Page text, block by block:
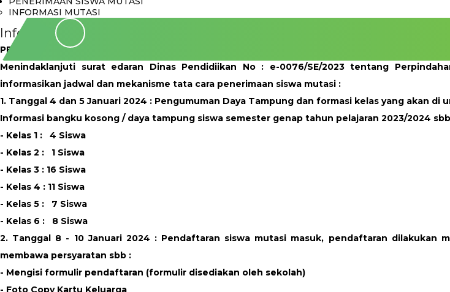
INFORMASI MUTASI
Informasi Mutasi
PENGUMUMAN
Menindaklanjuti surat edaran Dinas Pendidiikan No : e-0076/SE/2023 tentang
informasikan jadwal dan mekanisme tata cara penerimaan siswa mutasi :
1. Tanggal 4 dan 5 Januari 2024 : Pengumuman Daya Tampung dan formasi kelas yang akan di
Informasi bangku kosong / daya tampung siswa semester genap tahun pelajaran 2023/2024
- Kelas 1 : 4 Siswa
- Kelas 2 : 1 Siswa
- Kelas 3 : 16 Siswa
- Kelas 4 : 11 Siswa
- Kelas 5 : 7 Siswa
- Kelas 6 : 8 Siswa
2. Tanggal 8 - 10 Januari 2024 : Pendaftaran siswa mutasi masuk, pendaftaran dilakukan
membawa persyaratan sbb :
- Mengisi formulir pendaftaran (formulir disediakan oleh sekolah)
- Foto Copy Kartu Keluarga